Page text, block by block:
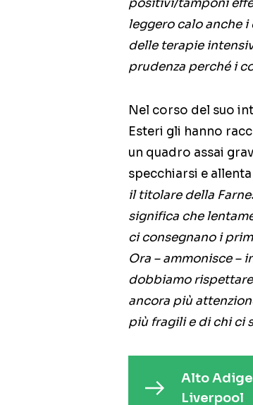
positivi/tamponi
leggero calo anche i
delle terapie
prudenza perché i
Nel corso del suo
Esteri gli hanno
un quadro assai
specchiarsi e
il titolare della
significa che
ci consegnano i
Ora – ammonisce –
dobbiamo
ancora più
più fragili e di chi ci
Alto
Liverpool